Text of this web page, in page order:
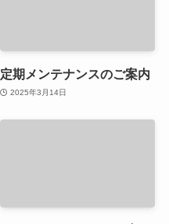
定期メンテナンスのご案内
2025年3月14日